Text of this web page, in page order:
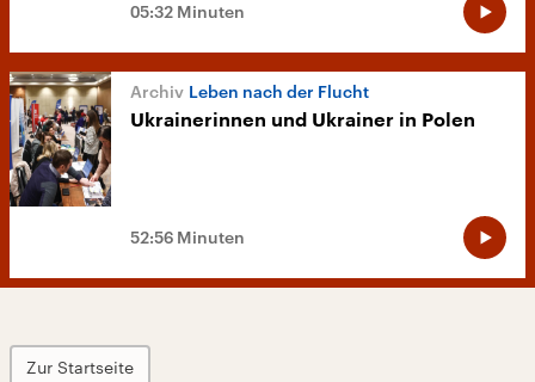
05:32 Minuten
Leben nach der Flucht
Ukrainerinnen und Ukrainer in Polen
52:56 Minuten
Zur Startseite